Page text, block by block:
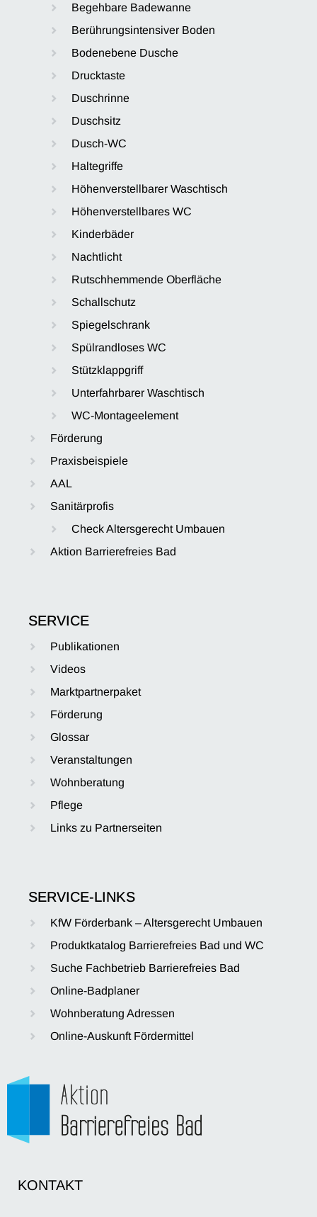
Begehbare Badewanne
Berührungsintensiver Boden
Bodenebene Dusche
Drucktaste
Duschrinne
Duschsitz
Dusch-WC
Haltegriffe
Höhenverstellbarer Waschtisch
Höhenverstellbares WC
Kinderbäder
Nachtlicht
Rutschhemmende Oberfläche
Schallschutz
Spiegelschrank
Spülrandloses WC
Stützklappgriff
Unterfahrbarer Waschtisch
WC-Montageelement
Förderung
Praxisbeispiele
AAL
Sanitärprofis
Check Altersgerecht Umbauen
Aktion Barrierefreies Bad
SERVICE
Publikationen
Videos
Marktpartnerpaket
Förderung
Glossar
Veranstaltungen
Wohnberatung
Pflege
Links zu Partnerseiten
SERVICE-LINKS
KfW Förderbank – Altersgerecht Umbauen
Produktkatalog Barrierefreies Bad und WC
Suche Fachbetrieb Barrierefreies Bad
Online-Badplaner
Wohnberatung Adressen
Online-Auskunft Fördermittel
KONTAKT